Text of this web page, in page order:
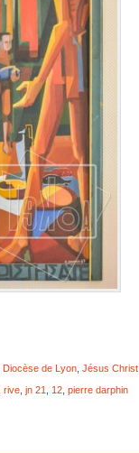
Diocèse de Lyon, Jésus Christ,
rive, jn 21 12, pierre darphin